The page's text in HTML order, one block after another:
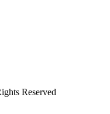
Reserved